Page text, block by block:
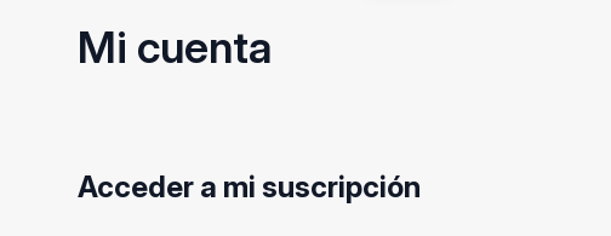
Mi cuenta
Acceder a mi suscripción